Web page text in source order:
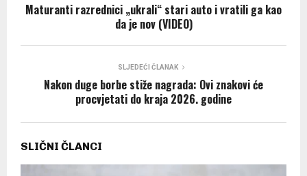
Maturanti razrednici „ukrali“ stari auto i vratili ga kao
da je nov (VIDEO)
SLJEDEĆI ČLANAK
Nakon duge borbe stiže nagrada: Ovi znakovi će
procvjetati do kraja 2026. godine
SLIČNI ČLANCI